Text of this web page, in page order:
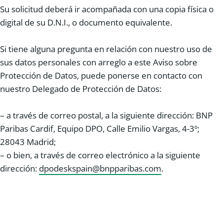
Su solicitud deberá ir acompañada con una copia física o
digital de su D.N.I., o documento equivalente.
Si tiene alguna pregunta en relación con nuestro uso de
sus datos personales con arreglo a este Aviso sobre
Protección de Datos, puede ponerse en contacto con
nuestro Delegado de Protección de Datos:
– a través de correo postal, a la siguiente dirección: BNP
Paribas Cardif, Equipo DPO, Calle Emilio Vargas, 4-3º;
28043 Madrid;
– o bien, a través de correo electrónico a la siguiente
dirección: dpodeskspain@bnpparibas.com.